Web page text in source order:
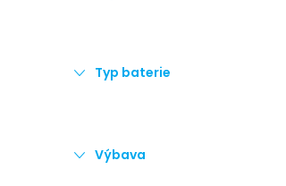
Typ baterie
Výbava